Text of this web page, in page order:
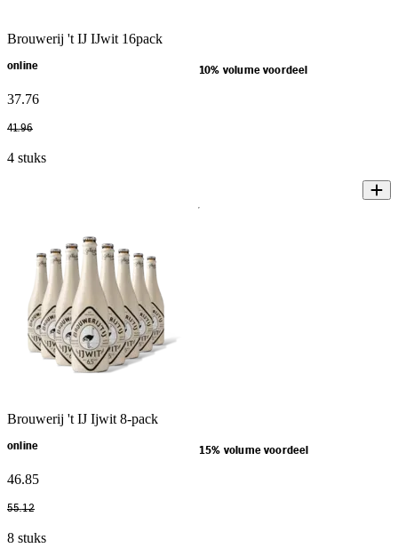
Brouwerij 't IJ IJwit 16pack
online 10% volume voordeel
37.76
41.96
4 stuks
Brouwerij 't IJ Ijwit 8-pack
online 15% volume voordeel
46.85
55.12
8 stuks